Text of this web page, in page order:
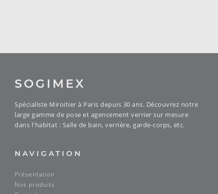
SOGIMEX
Spécialiste Miroitier à Paris depuis 30 ans. Découvrez notre
large gamme de pose et agencement verrier sur mesure
dans l'habitat : Salle de bain, verrière, garde-corps, etc.
NAVIGATION
Présentation
Nos produits